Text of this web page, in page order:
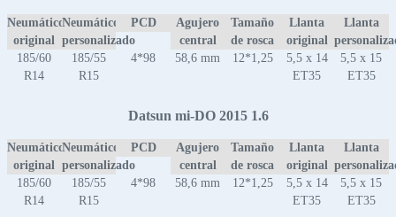
Neumático
original
Neumático
personalizado
PCD
Agujero
central
Tamaño
de rosca
Llanta
original
Llanta
185/60
R14
185/55
R15
4*98 58,6 mm 12*1,25
5,5 x 14
ET35
5,5 x 15
ET35
Datsun mi-DO 2015 1.6
Neumático
original
Neumático
personalizado
PCD
Agujero
central
Tamaño
de rosca
Llanta
original
Llanta
185/60
R14
185/55
R15
4*98 58,6 mm 12*1,25
5,5 x 14
ET35
5,5 x 15
ET35